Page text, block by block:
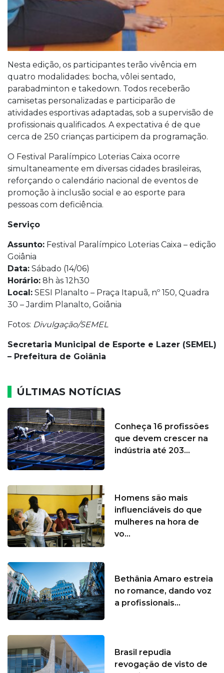
Nesta edição, os participantes terão vivência em
quatro modalidades: bocha, vôlei sentado,
parabadminton e takedown. Todos receberão
camisetas personalizadas e participarão de
atividades esportivas adaptadas, sob a supervisão de
profissionais qualificados. A expectativa é de que
cerca de 250 crianças participem da programação.
O Festival Paralímpico Loterias Caixa ocorre
simultaneamente em diversas cidades brasileiras,
reforçando o calendário nacional de eventos de
promoção à inclusão social e ao esporte para
pessoas com deficiência.
Serviço
Assunto: Festival Paralímpico Loterias Caixa – edição
Goiânia
Data: Sábado (14/06)
Horário: 8h às 12h30
Local: SESI Planalto – Praça Itapuã, nº 150, Quadra
30 – Jardim Planalto, Goiânia
Fotos: Divulgação/SEMEL
Secretaria Municipal de Esporte e Lazer (SEMEL)
– Prefeitura de Goiânia
ÚLTIMAS NOTÍCIAS
Conheça 16 profissões
que devem crescer na
indústria até 203...
Homens são mais
influenciáveis do que
mulheres na hora de
vo...
Bethânia Amaro estreia
no romance, dando voz
a profissionais...
Brasil repudia
revogação de visto de